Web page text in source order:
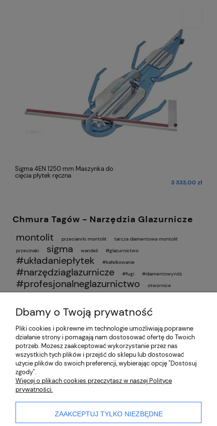
Sigma 4EN 1250 mm Maszynka do
cięcia płytek ręczna
3 333,00 zł
Chmura Tagów - Narzędzia Glazurnicze
montolit przecianrki montolit
tarcza diamentowa montolit
przecinaki
sigma wandeli #glazurnictwo
#układaniepłytek #kafelkowanie
#narzędziaglazurnicze #fugi #diamentowynóż
#profesjonalneglazurnictwo
otwornice
ranking przyssawek 2025
najlepsze przyssawki
O nas
Partnerzy
Płatności i dostawa
Dbamy o Twoją prywatność
Pliki cookies i pokrewne im technologie umożliwiają poprawne
działanie strony i pomagają nam dostosować ofertę do Twoich
potrzeb. Możesz zaakceptować wykorzystanie przez nas
wszystkich tych plików i przejść do sklepu lub dostosować
użycie plików do swoich preferencji, wybierając opcję "Dostosuj
zgody".
Więcej o plikach cookies przeczytasz w naszej Polityce
prywatności.
ZAAKCEPTUJ TYLKO NIEZBĘDNE